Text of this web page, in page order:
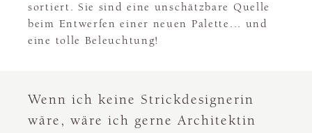
sortiert. Sie sind eine unschätzbare Quelle
beim Entwerfen einer neuen Palette... und
eine tolle Beleuchtung!
Wenn ich keine Strickdesignerin
wäre, wäre ich gerne Architektin